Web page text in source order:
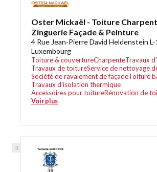
Oster Mickaël - Toiture
Zinguerie Façade & Peinture
4 Rue Jean-Pierre David Heldenstein
Luxembourg
Toiture & couvertureCharpenteTravaux
Travaux de toitureService de nettoyage
Société de ravalement de façadeToiture
Travaux d'isolation thermique
Accessoires pour toitureRénovation de
Voir plus